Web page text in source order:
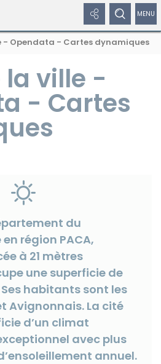
/
Afficher
le
recherche
Afficher
les
sociaux
- Opendata - Cartes dynamiques
la ville -
- Cartes
du
région PACA,
à 21 mètres
une superficie de
habitants sont les
Avignonnais. La cité
d’un climat
avec plus
annuel.